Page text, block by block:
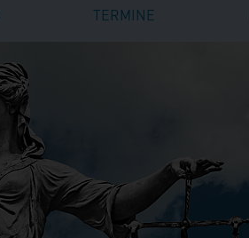
TERMINE